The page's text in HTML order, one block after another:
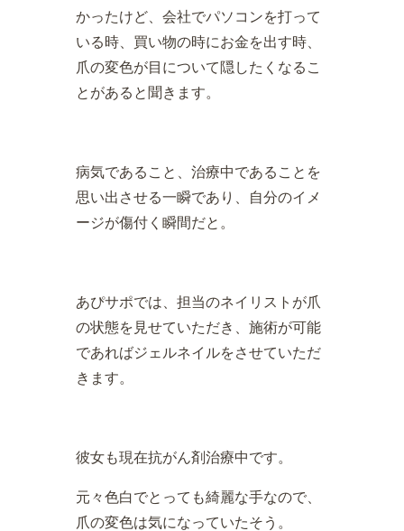
かったけど、会社でパソコンを打って
いる時、買い物の時にお金を出す時、
爪の変色が目について隠したくなるこ
とがあると聞きます。
病気であること、治療中であることを
思い出させる一瞬であり、自分のイメ
ージが傷付く瞬間だと。
あぴサポでは、担当のネイリストが爪
の状態を見せていただき、施術が可能
であればジェルネイルをさせていただ
きます。
彼女も現在抗がん剤治療中です。
元々色白でとっても綺麗な手なので、
爪の変色は気になっていたそう。